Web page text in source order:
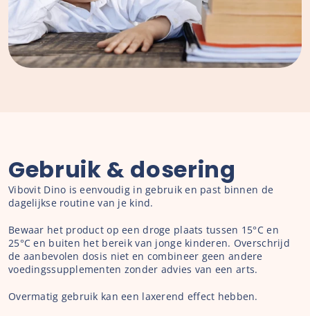
Gebruik & dosering
Vibovit Dino is eenvoudig in gebruik en past binnen de
dagelijkse routine van je kind.
Bewaar het product op een droge plaats tussen 15°C en
25°C en buiten het bereik van jonge kinderen. Overschrijd
de aanbevolen dosis niet en combineer geen andere
voedingssupplementen zonder advies van een arts.
Overmatig gebruik kan een laxerend effect hebben.